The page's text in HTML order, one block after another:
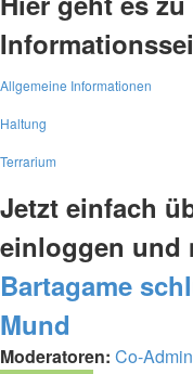
Allgemeine Informationen
Haltung
Terrarium
Jetzt einfach
einloggen und
Bartagame
Mund
Moderatoren: Co-